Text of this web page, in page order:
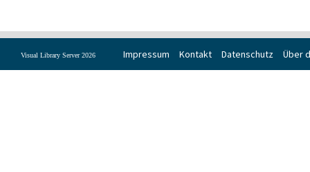
Impressum Kontakt Datenschutz Über
Visual Library Server 2026